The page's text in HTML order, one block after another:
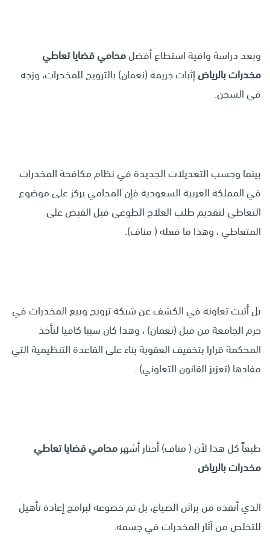
وبعد دراسة وافية استطاع أفضلمحامي قضايا تعاطي
مخدرات بالرياضإثبات جريمة (نعمان) بالترويج للمخدرات، وزجه
في السجن.
بينما وحسب التعديلات الجديدة في نظام مكافحة المخدرات
في المملكة العربية السعودية فإن المحامي يركز على موضوع
التعاطي لتقديم طلب العلاج الطوعي قبل القبض على
المتعاطي ، وهذا ما فعله ( مناف).
بل أثبت تعاونه في الكشف عن شبكة ترويج وبيع المخدرات في
حرم الجامعة من قبل (نعمان) ، وهذا كان سببا كافيا لتأخذ
المحكمة قرارا بتخفيف العقوبة بناء على القاعدة التنظيمية التي
مفادها (تعزيز القانون التعاوني) .
طبعاً كل هذا لأن ( مناف) أختار أشهرمحامي قضايا تعاطي
مخدرات بالرياض
الذي أنقذه من براثن الضياع، بل تم خضوعه لبرامج إعادة تأهيل
للتخلص من آثار المخدرات في جسمه.